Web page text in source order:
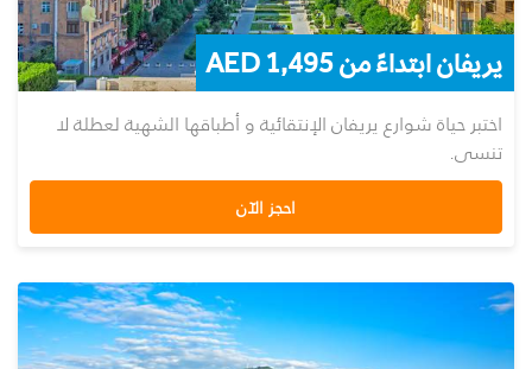
يريفان ابتداءً من 1,495 AED
اختبر حياة شوارع يريفان الإنتقائية و أطباقها الشهية لعطلة لا
تنسى.
احجز الآن